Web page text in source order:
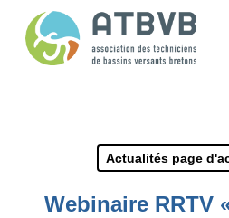
Actualités page
Webinaire RRTV
Panneau de gestion des cookies